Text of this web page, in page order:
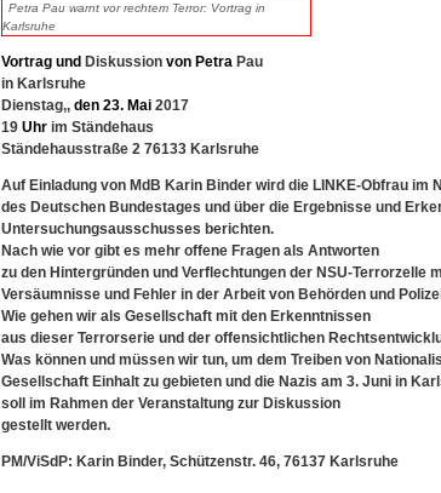
Petra Pau warnt vor rechtem Terror: Vortrag in
Karlsruhe
Vortrag und Diskussion von Petra Pau
in Karlsruhe
Dienstag,, den 23. Mai 2017
19 Uhr im Ständehaus
Ständehausstraße 2 76133 Karlsruhe
Auf Einladung von MdB Karin Binder wird die LINKE-Obfrau
des Deutschen Bundestages und über die Ergebnisse und
Untersuchungsausschusses berichten.
Nach wie vor gibt es mehr offene Fragen als Antworten
zu den Hintergründen und Verflechtungen der NSU-Terrorzelle
Versäumnisse und Fehler in der Arbeit von Behörden und
Wie gehen wir als Gesellschaft mit den Erkenntnissen
aus dieser Terrorserie und der offensichtlichen
Was können und müssen wir tun, um dem Treiben von
Gesellschaft Einhalt zu gebieten und die Nazis am 3. Juni in
soll im Rahmen der Veranstaltung zur Diskussion
gestellt werden.
PM/ViSdP: Karin Binder, Schützenstr. 46, 76137 Karlsruhe